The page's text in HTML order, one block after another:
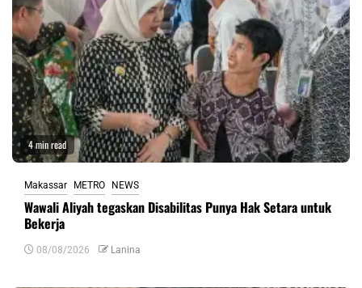
4 min read
Makassar METRO NEWS
Wawali Aliyah tegaskan Disabilitas Punya Hak Setara untuk
Bekerja
08/08/2026 Lanina